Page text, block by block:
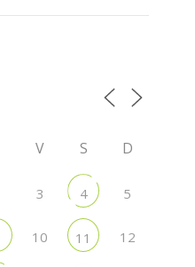
V S D
3 4 5
10 11 12